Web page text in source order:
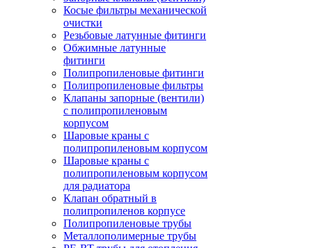
Косые фильтры механической
очистки
Резьбовые латунные фитинги
Обжимные латунные
фитинги
Полипропиленовые фитинги
Полипропиленовые фильтры
Клапаны запорные (вентили)
с полипропиленовым
корпусом
Шаровые краны с
полипропиленовым корпусом
Шаровые краны с
полипропиленовым корпусом
для радиатора
Клапан обратный в
полипропиленов корпусе
Полипропиленовые трубы
Металлополимерные трубы